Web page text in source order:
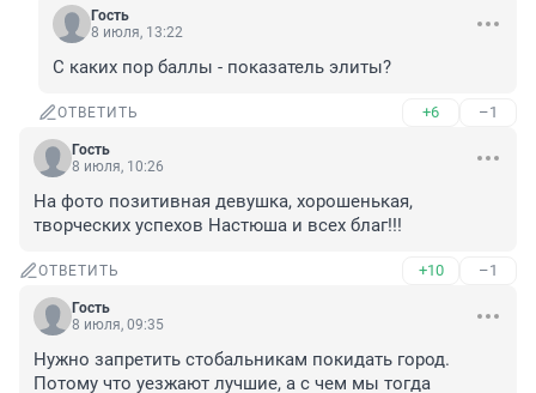
Гость
8 июля, 13:22
С каких пор баллы - показатель элиты?
ОТВЕТИТЬ +6 –1
Гость
8 июля, 10:26
На фото позитивная девушка, хорошенькая,
творческих успехов Настюша и всех благ!!!
ОТВЕТИТЬ +10 –1
Гость
8 июля, 09:35
Нужно запретить стобальникам покидать город.
Потому что уезжают лучшие, а с чем мы тогда